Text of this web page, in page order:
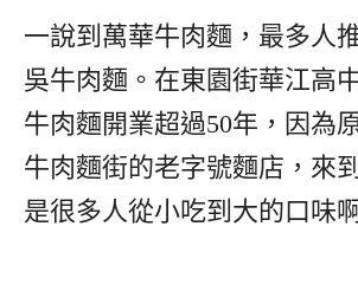
一說到萬華牛肉麵，最多人
吳牛肉麵。在東園街華江高
牛肉麵開業超過50年，因為
牛肉麵街的老字號麵店，來
是很多人從小吃到大的口味